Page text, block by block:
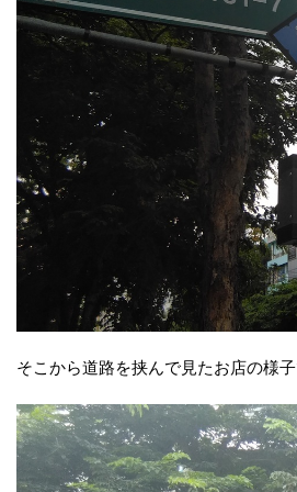
そこから道路を挟んで見たお店の様